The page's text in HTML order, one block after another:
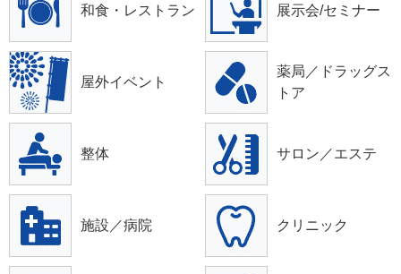
和食・レストラン 展示会/セミナー
屋外イベント
薬局／ドラッグス
トア
整体 サロン／エステ
施設／病院 クリニック